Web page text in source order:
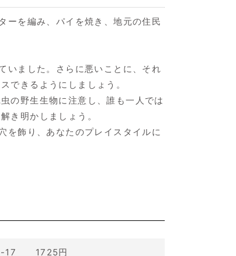
を編み、パイを焼き、地元の住民
ました。さらに悪いことに、それ
できるようにしましょう。
の野生生物に注意し、誰も一人では
き明かしましょう。
飾り、あなたのプレイスタイルに
17 1725円